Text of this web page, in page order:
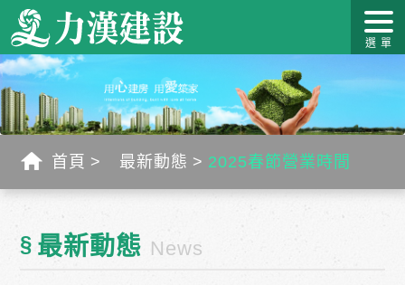
關於力
漢
最新消
息
作品介
紹
力漢學
堂
幸福工
藝
客戶服
首頁 最新動態 2025春節營業時間
§ 最新動態 News